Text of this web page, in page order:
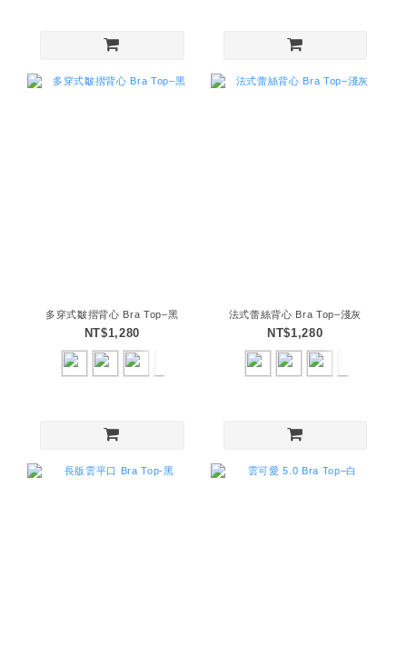
多穿式皺摺背心 Bra Top–黑
NT$1,280
法式蕾絲背心 Bra Top–淺灰
NT$1,280